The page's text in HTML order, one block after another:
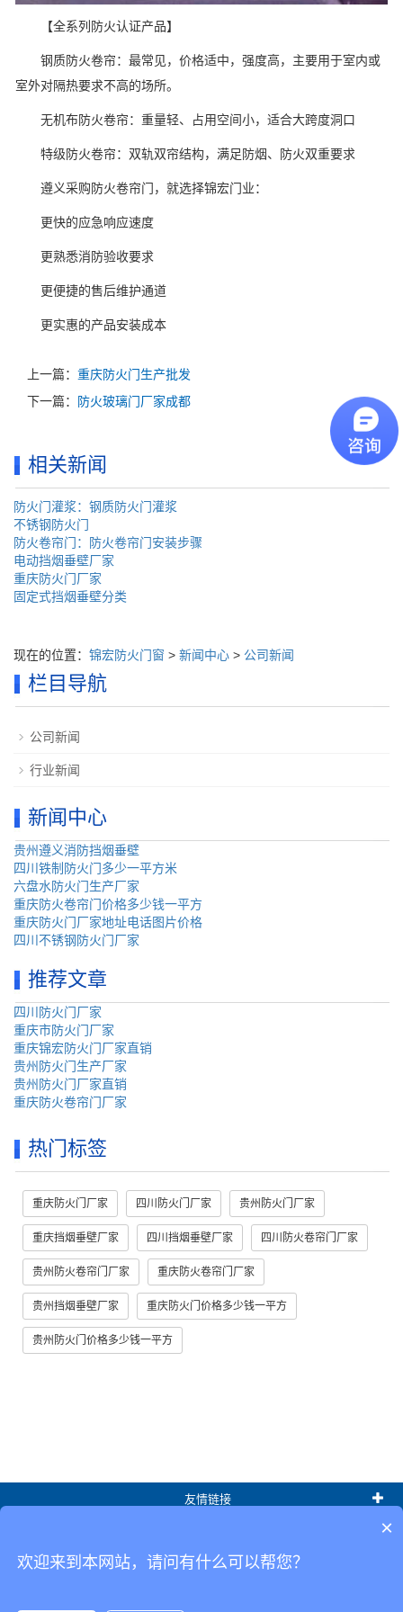
【全系列防火认证产品】
钢质防火卷帘：最常见，价格适中，强度高，主要用于室内或
室外对隔热要求不高的场所。
无机布防火卷帘：重量轻、占用空间小，适合大跨度洞口
特级防火卷帘：双轨双帘结构，满足防烟、防火双重要求
遵义采购防火卷帘门，就选择锦宏门业：
更快的应急响应速度
更熟悉消防验收要求
更便捷的售后维护通道
更实惠的产品安装成本
上一篇： 重庆防火门生产批发
下一篇：
防火玻璃门厂家成都
相关新闻
防火门灌浆：钢质防火门灌浆
不锈钢防火门
防火卷帘门：防火卷帘门安装步骤
电动挡烟垂壁厂家
重庆防火门厂家
固定式挡烟垂壁分类
现在的位置： 锦宏防火门窗 > 新闻中心 > 公司新闻
栏目导航
公司新闻
行业新闻
新闻中心
贵州遵义消防挡烟垂壁
四川铁制防火门多少一平方米
六盘水防火门生产厂家
重庆防火卷帘门价格多少钱一平方
重庆防火门厂家地址电话图片价格
四川不锈钢防火门厂家
推荐文章
四川防火门厂家
重庆市防火门厂家
重庆锦宏防火门厂家直销
贵州防火门生产厂家
贵州防火门厂家直销
重庆防火卷帘门厂家
热门标签
重庆防火门厂家 四川防火门厂家 贵州防火门厂家
重庆挡烟垂壁厂家 四川挡烟垂壁厂家 四川防火卷帘门厂家
贵州防火卷帘门厂家 重庆防火卷帘门厂家
贵州挡烟垂壁厂家 重庆防火门价格多少钱一平方
贵州防火门价格多少钱一平方
友情链接
×
欢迎来到本网站，请问有什么可以帮您？